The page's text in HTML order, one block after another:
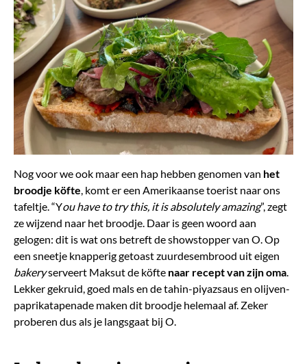
Nog voor we ook maar een hap hebben genomen van het
broodje köfte, komt er een Amerikaanse toerist naar ons
tafeltje. “You have to try this, it is absolutely amazing”, zegt
ze wijzend naar het broodje. Daar is geen woord aan
gelogen: dit is wat ons betreft de showstopper van O. Op
een sneetje knapperig getoast zuurdesembrood uit eigen
bakeryserveert Maksut de köfte naar recept van zijn oma.
Lekker gekruid, goed mals en de tahin-piyazsaus en olijven-
paprikatapenade maken dit broodje helemaal af. Zeker
proberen dus als je langsgaat bij O.